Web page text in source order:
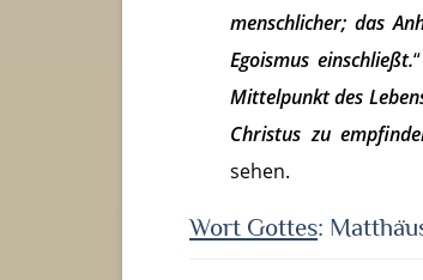
menschlicher; das
Egoismus einschließt.
Mittelpunkt des
Christus zu
sehen.
Wort Gottes: